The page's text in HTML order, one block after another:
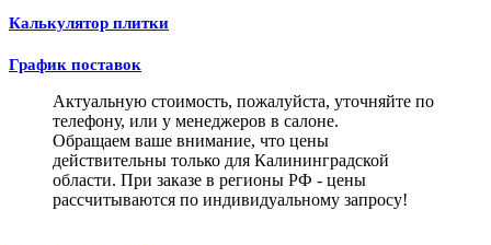
Калькулятор плитки
График поставок
Актуальную стоимость, пожалуйста, уточняйте по
телефону, или у менеджеров в салоне.
Обращаем ваше внимание, что цены
действительны только для Калининградской
области. При заказе в регионы РФ - цены
рассчитываются по индивидуальному запросу!